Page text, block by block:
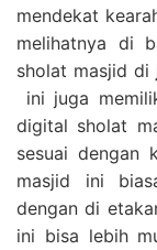
mendekat
melihatnya di
sholat masjid di
ini juga
digital sholat
sesuai dengan
masjid ini
dengan di
ini bisa lebih